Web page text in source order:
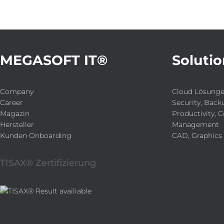
MEGASOFT IT®
Company
Career
Magazin
Hersteller
Kunden Onboarding
TISAX® Zertifizierung
Cloud
Security,
Productivity,
Management
CAD,